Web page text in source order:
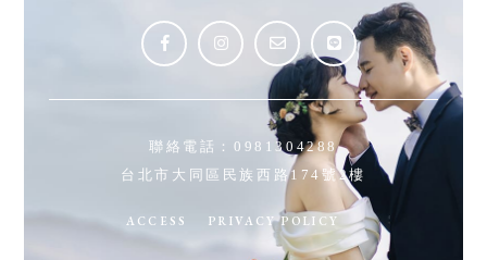
聯絡電話： 0981304288
台北市大同區民族西路174號2樓
ACCESS PRIVACY POLICY